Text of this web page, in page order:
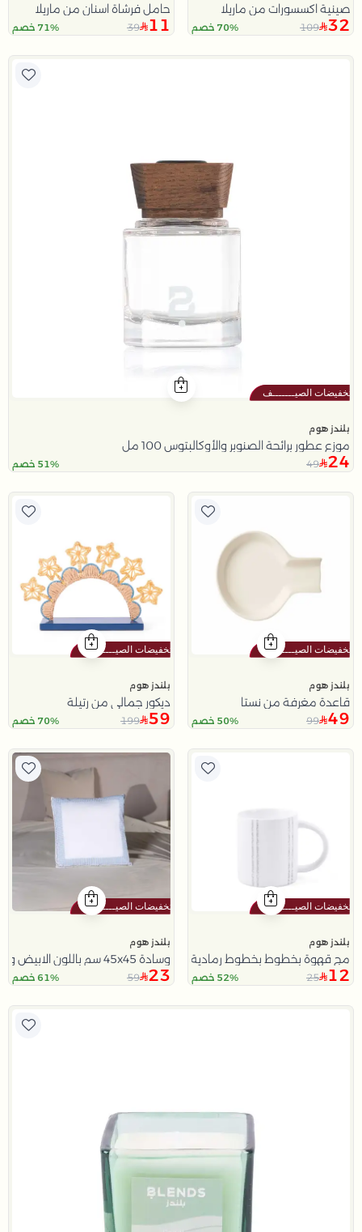
صينية اكسسورات من ماريلا
32
109 70% خصم
حامل فرشاة اسنان من ماريلا
11
39 71% خصم
بلندز هوم
موزع عطور برائحة الصنوبر والأوكالبتوس 100 مل
24
49 51% خصم
بلندز هوم
قاعدة مغرفة من نستا
49
99 50% خصم
بلندز هوم
ديكور جمالي من رتيلة
59
199 70% خصم
بلندز هوم
مج قهوة بخطوط بخطوط رمادية من أليثيا
12
25 52% خصم
بلندز هوم
وسادة 45x45 سم باللون الابيض و الازرق من سولانا
23
59 61% خصم